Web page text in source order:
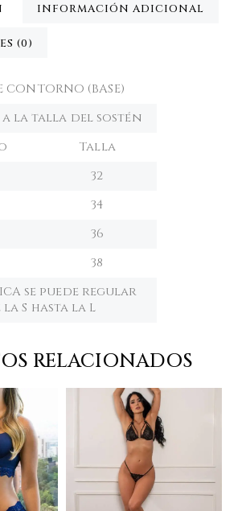
INFORMACIÓN ADICIONAL
(0)
CONTORNO (BASE)
a la talla del sostén
Talla
32
34
36
38
se puede regular
la S hasta la L
RELACIONADOS